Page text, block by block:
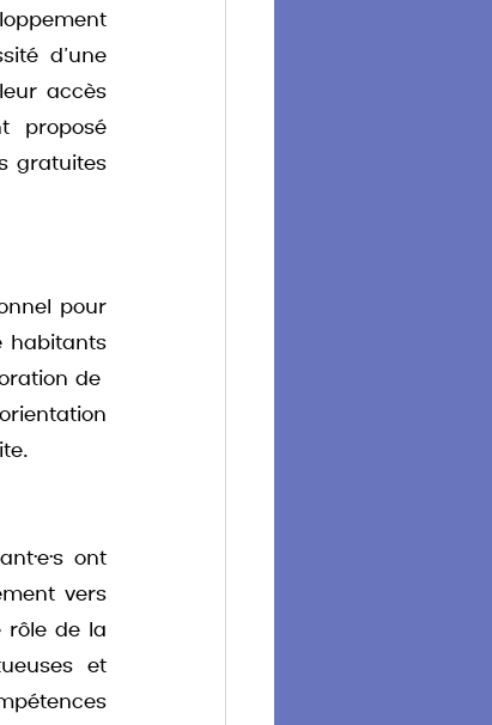
d’une
accès
proposé
gratuites
pour
habitants
de
ont
vers
rôle de la
et